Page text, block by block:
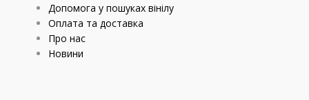
Допомога у пошуках вінілу
Оплата та доставка
Про нас
Новини